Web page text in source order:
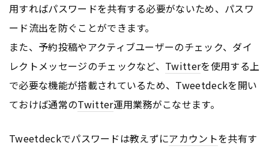
用すればパスワードを共有する必要がないため、パスワ
ード流出を防ぐことができます。
また、予約投稿やアクティブユーザーのチェック、ダイ
レクトメッセージのチェックなど、 Twitterを使用する上
で必要な機能が搭載されているため、Tweetdeckを開い
ておけば通常のTwitter運用業務がこなせます。
Tweetdeckでパスワードは教えずにアカウントを共有す